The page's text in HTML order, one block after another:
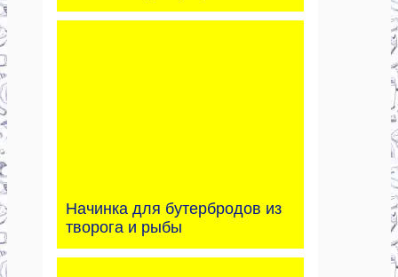
Начинка для бутербродов из
творога и рыбы